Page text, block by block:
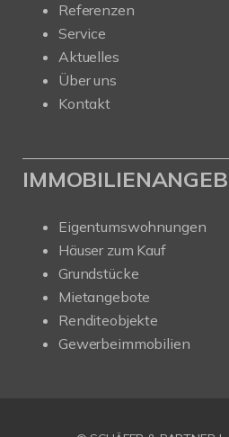
Referenzen
Service
Aktuelles
Über uns
Kontakt
Eigentumswohnungen
Häuser zum Kauf
Grundstücke
Mietangebote
Renditeobjekte
Gewerbeimmobilien